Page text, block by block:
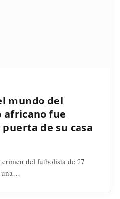
mundo del
fue
de su casa
del futbolista de 27
una…